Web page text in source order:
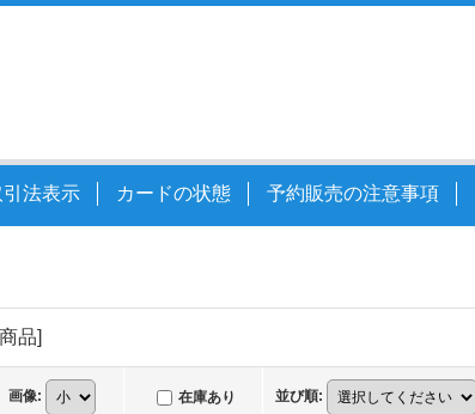
法表示 カードの状態 予約販売の注意事項
品]
画像: 在庫あり 並び順: